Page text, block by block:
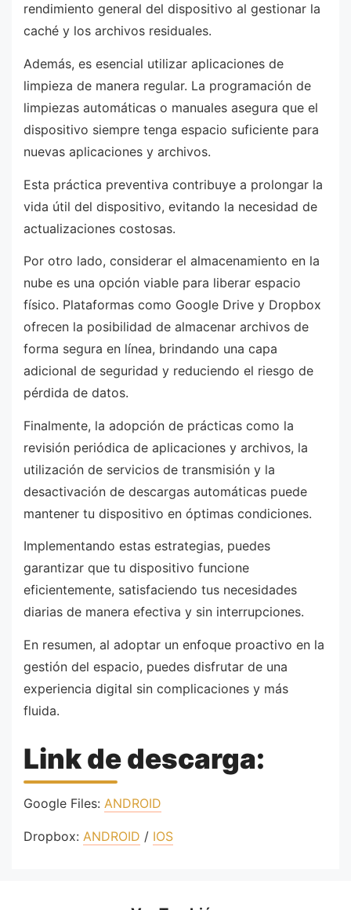
rendimiento general del dispositivo al gestionar la
caché y los archivos residuales.
Además, es esencial utilizar aplicaciones de
limpieza de manera regular. La programación de
limpiezas automáticas o manuales asegura que el
dispositivo siempre tenga espacio suficiente para
nuevas aplicaciones y archivos.
Esta práctica preventiva contribuye a prolongar la
vida útil del dispositivo, evitando la necesidad de
actualizaciones costosas.
Por otro lado, considerar el almacenamiento en la
nube es una opción viable para liberar espacio
físico. Plataformas como Google Drive y Dropbox
ofrecen la posibilidad de almacenar archivos de
forma segura en línea, brindando una capa
adicional de seguridad y reduciendo el riesgo de
pérdida de datos.
Finalmente, la adopción de prácticas como la
revisión periódica de aplicaciones y archivos, la
utilización de servicios de transmisión y la
desactivación de descargas automáticas puede
mantener tu dispositivo en óptimas condiciones.
Implementando estas estrategias, puedes
garantizar que tu dispositivo funcione
eficientemente, satisfaciendo tus necesidades
diarias de manera efectiva y sin interrupciones.
En resumen, al adoptar un enfoque proactivo en la
gestión del espacio, puedes disfrutar de una
experiencia digital sin complicaciones y más
fluida.
Link de descarga:
Google Files: ANDROID
Dropbox: ANDROID / IOS